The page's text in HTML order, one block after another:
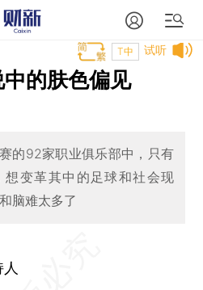
试听
T中
的肤色偏见
的92家职业俱乐部中，只有
变革其中的足球和社会现
脑难太多了